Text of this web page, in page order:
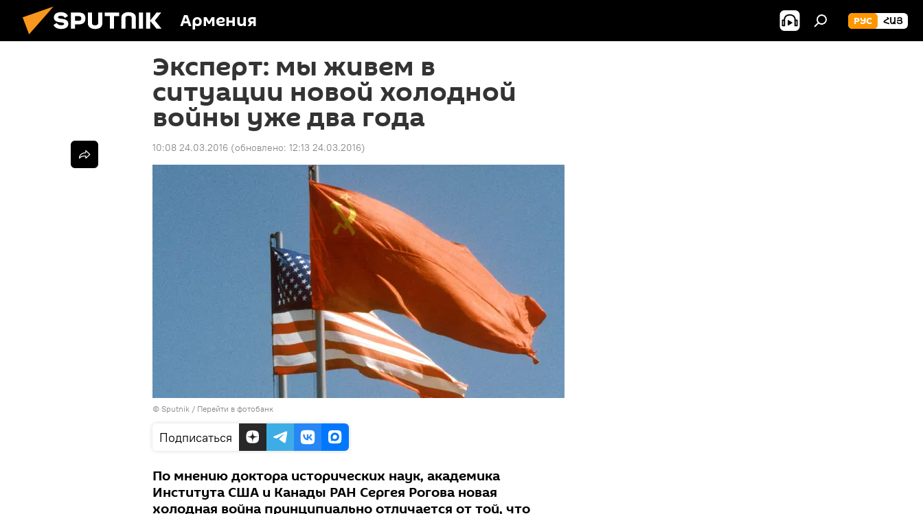
Армения РУС ՀԱՅ
Эксперт: мы живем в
ситуации новой холодной
войны уже два года
10:08 24.03.2016 (обновлено: 12:13 24.03.2016)
© Sputnik / Перейти в фотобанк
Подписаться
По мнению доктора исторических наук, академика
Института США и Канады РАН Сергея Рогова новая
холодная война принципиально отличается от той, что